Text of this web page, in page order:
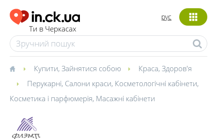
Ти в Черкасах
рус
Купити, Зайнятися собою Краса, Здоров'я
Перукарні, Салони краси, Косметологічні кабінети,
Косметика і парфюмерія, Масажні кабінети